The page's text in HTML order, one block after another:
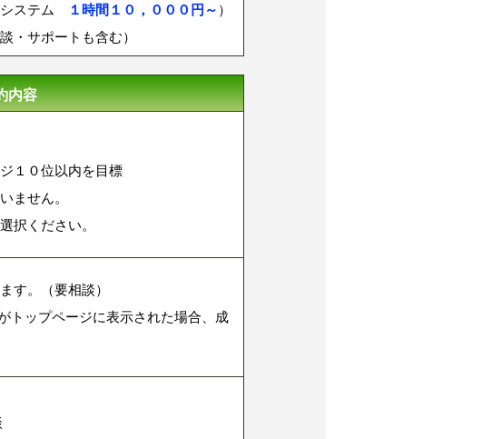
システム １時間１０，０００円～ ）
・サポートも含む）
内容
１０位以内を目標
ません。
択ください。
す。（要相談）
トップページに表示された場合、成